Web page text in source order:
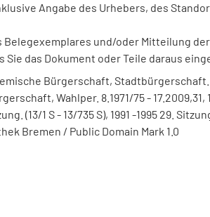
Angabe des Urhebers, des
Belegexemplares und/oder Mitteilung
Sie das Dokument oder Teile daraus
Bürgerschaft,
Wahlper. 8.1971/75 - 17.2009,31,
(13/1 S - 13/735 S), 1991 -1995 29.
Bremen / Public Domain Mark 1.0